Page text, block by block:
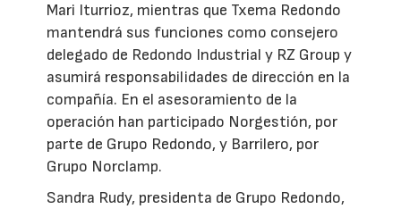
Mari Iturrioz, mientras que Txema Redondo
mantendrá sus funciones como consejero
delegado de Redondo Industrial y RZ Group y
asumirá responsabilidades de dirección en la
compañía. En el asesoramiento de la
operación han participado Norgestión, por
parte de Grupo Redondo, y Barrilero, por
Grupo Norclamp.
Sandra Rudy, presidenta de Grupo Redondo,